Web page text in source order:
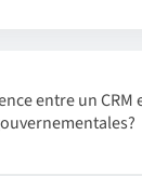
entre un CRM